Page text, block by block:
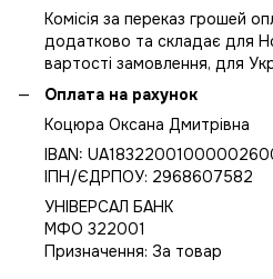
Комісія за переказ грошей
додатково та складає для
вартості замовлення, для
Оплата на рахунок
Коцюра Оксана Дмитрівна
IBAN:
IПН/ЄДРПОУ: 2968607582
УНІВЕРСАЛ БАНК
МФО 322001
Призначення: За товар